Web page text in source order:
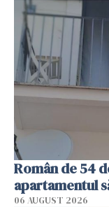
Român de 54
apartamentul
06 AUGUST 2026